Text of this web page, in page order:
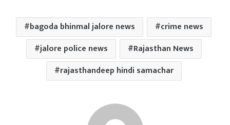
bagoda bhinmal jalore news
crime news
jalore police news
Rajasthan News
rajasthandeep hindi samachar